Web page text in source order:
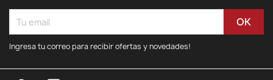
Ingresa tu correo para recibir ofertas y novedades!